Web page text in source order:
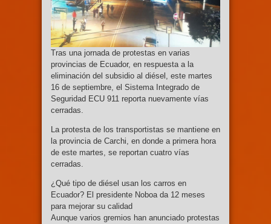
Tras una jornada de protestas en varias
provincias de Ecuador, en respuesta a la
eliminación del subsidio al diésel, este martes
16 de septiembre, el Sistema Integrado de
Seguridad ECU 911 reporta nuevamente vías
cerradas.
La protesta de los transportistas se mantiene en
la provincia de Carchi, en donde a primera hora
de este martes, se reportan cuatro vías
cerradas.
¿Qué tipo de diésel usan los carros en
Ecuador? El presidente Noboa da 12 meses
para mejorar su calidad
Aunque varios gremios han anunciado protestas